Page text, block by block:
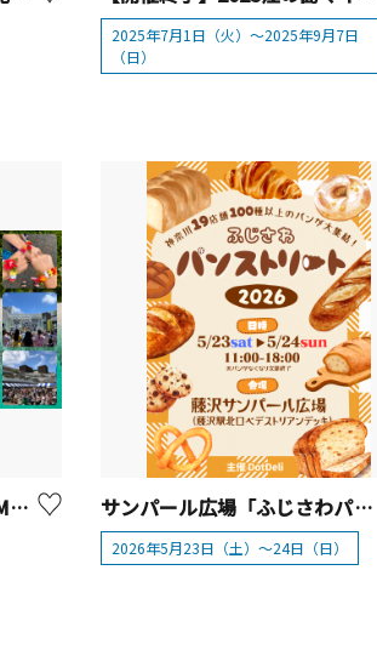
2025年7月1日（火）～2025年9月7日
（日）
テラスモール湘南「Shonan Mana Terrace 2026」 サンパール広場「ふじさわパンストリート2026」【藤沢市】
2026年5月23日（土）～24日（日）